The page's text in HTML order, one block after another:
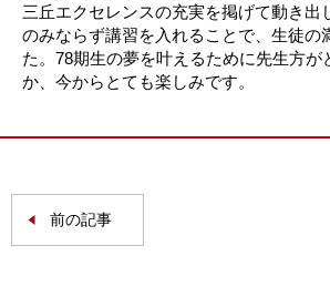
三丘エクセレンスの充実を掲げて動き出
のみならず講習を入れることで、生徒の
た。78期生の夢を叶えるために先生方が
か、今からとても楽しみです。
前の記事